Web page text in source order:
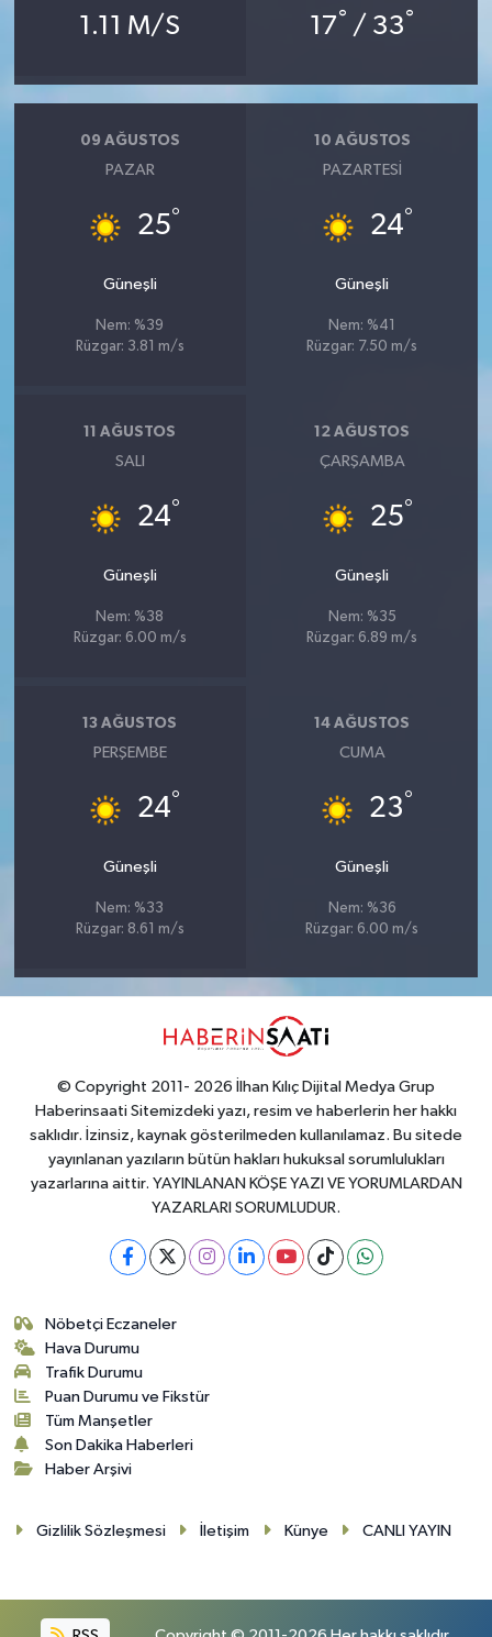
1.11 M/S 17° / 33°
09 AĞUSTOS
PAZAR
25°
Güneşli
Nem: %39
Rüzgar: 3.81 m/s
10 AĞUSTOS
PAZARTESI
24°
Güneşli
Nem: %41
Rüzgar: 7.50 m/s
11 AĞUSTOS
SALI
24°
Güneşli
Nem: %38
Rüzgar: 6.00 m/s
12 AĞUSTOS
ÇARŞAMBA
25°
Güneşli
Nem: %35
Rüzgar: 6.89 m/s
13 AĞUSTOS
PERŞEMBE
24°
Güneşli
Nem: %33
Rüzgar: 8.61 m/s
14 AĞUSTOS
CUMA
23°
Güneşli
Nem: %36
Rüzgar: 6.00 m/s
© Copyright 2011- 2026 İlhan Kılıç Dijital Medya Grup
Haberinsaati Sitemizdeki yazı, resim ve haberlerin her hakkı
saklıdır. İzinsiz, kaynak gösterilmeden kullanılamaz. Bu sitede
yayınlanan yazıların bütün hakları hukuksal sorumlulukları
yazarlarına aittir. YAYINLANAN KÖŞE YAZI VE YORUMLARDAN
YAZARLARI SORUMLUDUR.
Nöbetçi Eczaneler
Hava Durumu
Trafik Durumu
Puan Durumu ve Fikstür
Tüm Manşetler
Son Dakika Haberleri
Haber Arşivi
Gizlilik Sözleşmesi İletişim Künye CANLI YAYIN